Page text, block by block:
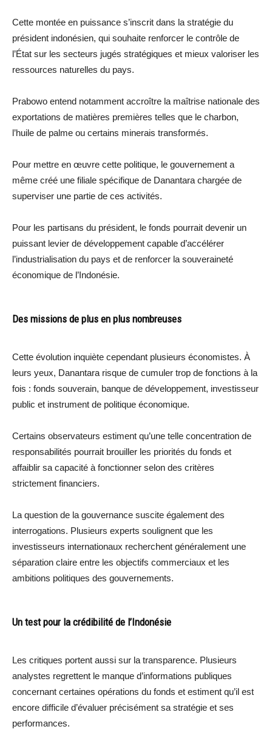
Cette montée en puissance s’inscrit dans la stratégie du
président indonésien, qui souhaite renforcer le contrôle de
l’État sur les secteurs jugés stratégiques et mieux valoriser les
ressources naturelles du pays.
Prabowo entend notamment accroître la maîtrise nationale des
exportations de matières premières telles que le charbon,
l’huile de palme ou certains minerais transformés.
Pour mettre en œuvre cette politique, le gouvernement a
même créé une filiale spécifique de Danantara chargée de
superviser une partie de ces activités.
Pour les partisans du président, le fonds pourrait devenir un
puissant levier de développement capable d’accélérer
l’industrialisation du pays et de renforcer la souveraineté
économique de l’Indonésie.
Des missions de plus en plus nombreuses
Cette évolution inquiète cependant plusieurs économistes. À
leurs yeux, Danantara risque de cumuler trop de fonctions à la
fois : fonds souverain, banque de développement, investisseur
public et instrument de politique économique.
Certains observateurs estiment qu’une telle concentration de
responsabilités pourrait brouiller les priorités du fonds et
affaiblir sa capacité à fonctionner selon des critères
strictement financiers.
La question de la gouvernance suscite également des
interrogations. Plusieurs experts soulignent que les
investisseurs internationaux recherchent généralement une
séparation claire entre les objectifs commerciaux et les
ambitions politiques des gouvernements.
Un test pour la crédibilité de l’Indonésie
Les critiques portent aussi sur la transparence. Plusieurs
analystes regrettent le manque d’informations publiques
concernant certaines opérations du fonds et estiment qu’il est
encore difficile d’évaluer précisément sa stratégie et ses
performances.